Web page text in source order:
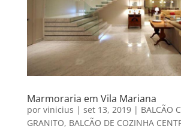
Marmoraria em Vila Mariana
por vinicius | set 13, 2019| BALCÃO
GRANITO, BALCÃO DE COZINHA